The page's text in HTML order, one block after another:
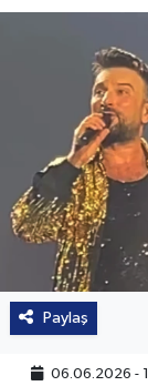
Paylaş
06.06.2026 -